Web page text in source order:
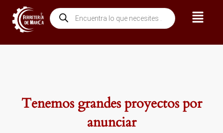
contenido
Búsqueda
de
productos
Menú
Tenemos grandes proyectos por
anunciar